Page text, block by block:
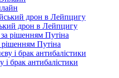
дрон в Лейпцигу
рішенням Путіна
брак антибалістики